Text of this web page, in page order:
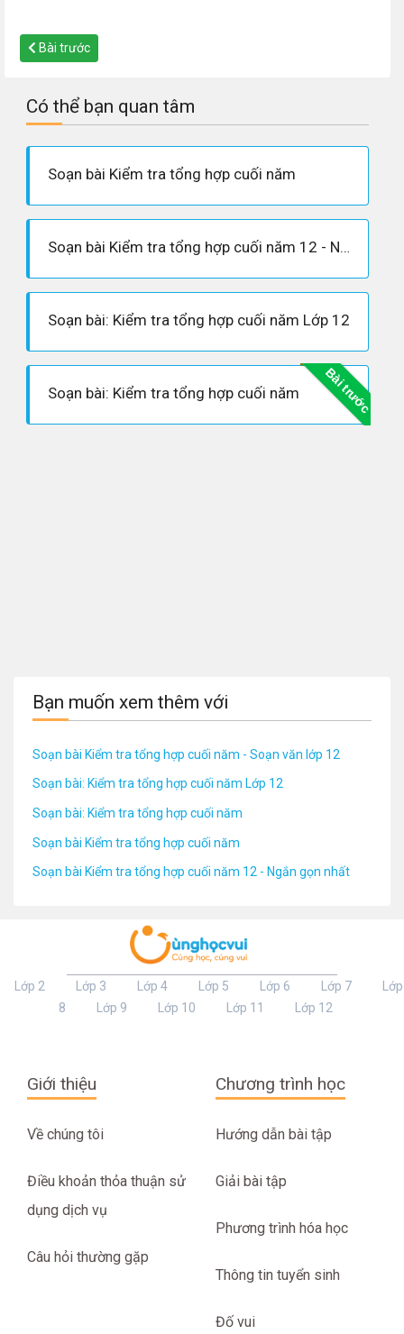
Bài trước
Có thể bạn quan tâm
Soạn bài Kiểm tra tổng hợp cuối năm
Soạn bài Kiểm tra tổng hợp cuối năm 12 - Ngắn gọn nhất
Soạn bài: Kiểm tra tổng hợp cuối năm Lớp 12
Bài trước
Soạn bài: Kiểm tra tổng hợp cuối năm
Bạn muốn xem thêm với
Soạn bài Kiểm tra tổng hợp cuối năm - Soạn văn lớp 12
Soạn bài: Kiểm tra tổng hợp cuối năm Lớp 12
Soạn bài: Kiểm tra tổng hợp cuối năm
Soạn bài Kiểm tra tổng hợp cuối năm
Soạn bài Kiểm tra tổng hợp cuối năm 12 - Ngắn gọn nhất
Lớp 2 Lớp 3 Lớp 4 Lớp 5 Lớp 6 Lớp 7
Lớp
8
Lớp 9 Lớp 10 Lớp 11 Lớp 12
Giới thiệu
Về chúng tôi
Điều khoản thỏa thuận sử
dụng dịch vụ
Câu hỏi thường gặp
Chương trình học
Hướng dẫn bài tập
Giải bài tập
Phương trình hóa học
Thông tin tuyển sinh
Đố vui